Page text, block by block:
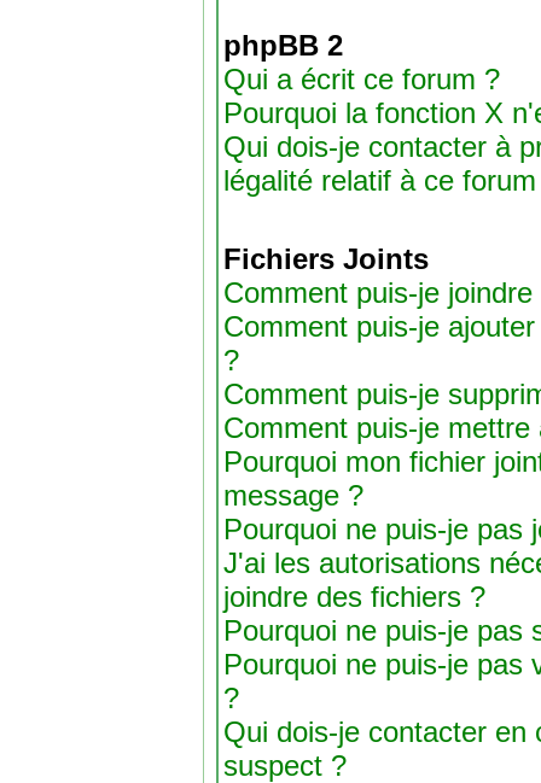
phpBB 2
Qui a écrit ce forum ?
Pourquoi la fonction X
Qui dois-je contacter à
légalité relatif à ce
Fichiers Joints
Comment puis-je
Comment puis-je
?
Comment puis-je
Comment puis-je
Pourquoi mon fichier
message ?
Pourquoi ne puis-je pas
J'ai les autorisations
joindre des fichiers ?
Pourquoi ne puis-je pas
Pourquoi ne puis-je pas
?
Qui dois-je contacter en
suspect ?